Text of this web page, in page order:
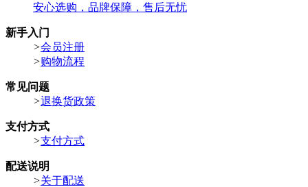
安心选购，品牌保障，售后无忧
新手入门
>会员注册
>购物流程
常见问题
>退换货政策
支付方式
>支付方式
配送说明
>关于配送